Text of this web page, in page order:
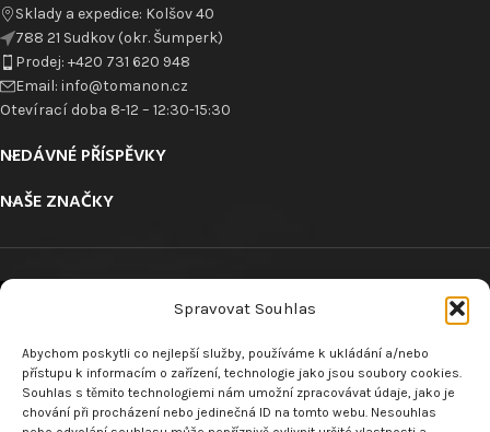
Spravovat Souhlas
Abychom poskytli co nejlepší služby, používáme k ukládání a/nebo
přístupu k informacím o zařízení, technologie jako jsou soubory cookies.
Souhlas s těmito technologiemi nám umožní zpracovávat údaje, jako je
chování při procházení nebo jedinečná ID na tomto webu. Nesouhlas
Sklady a expedice: Kolšov 40
788 21 Sudkov (okr. Šumperk)
Prodej: +420 731 620 948
Email: info@tomanon.cz
Otevírací doba 8-12 – 12:30-15:30
NEDÁVNÉ PŘÍSPĚVKY
NAŠE ZNAČKY
ODKAZY